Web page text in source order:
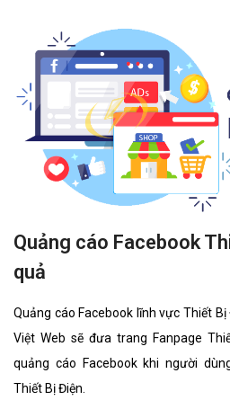
Quảng cáo Facebook
quả
Quảng cáo Facebook lĩnh vực Thiết
Việt Web sẽ đưa trang Fanpage
quảng cáo Facebook khi người
Thiết Bị Điện.